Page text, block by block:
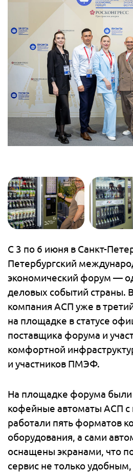
С 3 по 6 июня в Санкт-
Петербургский
экономический форум —
деловых событий страны.
компания АСП уже в
на площадке в статусе
поставщика форума и
комфортной
и участников ПМЭФ.
На площадке форума были
кофейные автоматы АСП с
работали пять форматов
оборудования, а сами
оснащены экранами, что
сервис не только